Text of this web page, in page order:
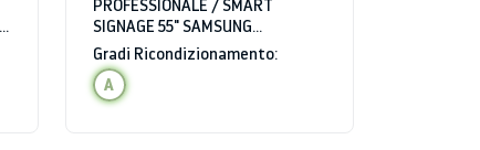
PROFESSIONALE / SMART
SIGNAGE 55" SAMSUNG
LH55QMBTBGCXEN SERIE QMB
TOUCH 4K ULTRA HD 8 MS WIFI
BLUETOOTH HDMI USB
Gradi Ricondizionamento:
A